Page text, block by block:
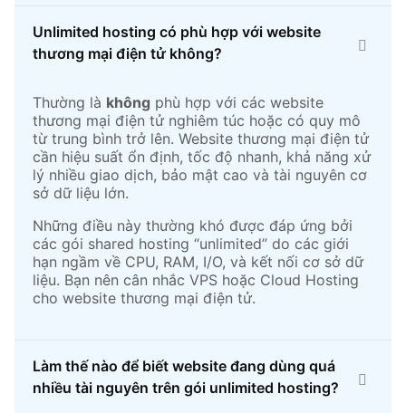
Unlimited hosting có phù hợp với website
thương mại điện tử không?
Thường là không phù hợp với các website
thương mại điện tử nghiêm túc hoặc có quy mô
từ trung bình trở lên. Website thương mại điện tử
cần hiệu suất ổn định, tốc độ nhanh, khả năng xử
lý nhiều giao dịch, bảo mật cao và tài nguyên cơ
sở dữ liệu lớn.
Những điều này thường khó được đáp ứng bởi
các gói shared hosting “unlimited” do các giới
hạn ngầm về CPU, RAM, I/O, và kết nối cơ sở dữ
liệu. Bạn nên cân nhắc VPS hoặc Cloud Hosting
cho website thương mại điện tử.
Làm thế nào để biết website đang dùng quá
nhiều tài nguyên trên gói unlimited hosting?